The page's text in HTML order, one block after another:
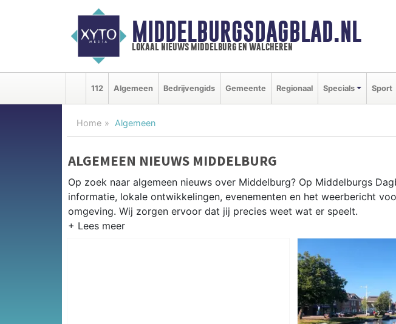
MIDDELBURGSDAGBLAD.NL
lokaal nieuws middelburg en walcheren
112 Algemeen Bedrijvengids Gemeente Regionaal Specials Sport
Home Algemeen
ALGEMEEN NIEUWS MIDDELBURG
Op zoek naar algemeen nieuws over Middelburg? Op Middelburgs
informatie, lokale ontwikkelingen, evenementen en het weerbericht
omgeving. Wij zorgen ervoor dat jij precies weet wat er speelt.
PRAKTISCHE INFORMATIE MIDDELBURG
Van werkzaamheden op de N57 en het Abdijplein tot evenementen
weersbericht voor Walcheren en het Zeeuwse kustgebied.